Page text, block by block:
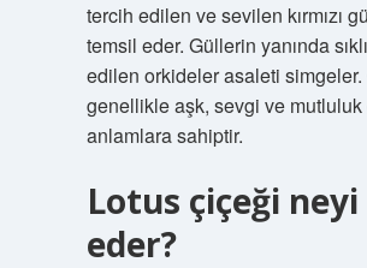
tercih edilen ve sevilen kırmızı
temsil eder. Güllerin yanında
edilen orkideler asaleti
genellikle aşk, sevgi ve mutluluk
anlamlara sahiptir.
Lotus çiçeği
eder?